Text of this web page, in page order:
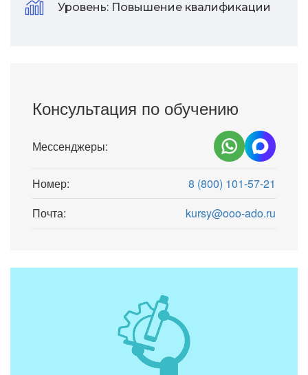
Уровень: Повышение квалификации
Консультация по обучению
Мессенджеры:
Номер:
8 (800) 101-57-21
Почта:
kursy@ooo-ado.ru